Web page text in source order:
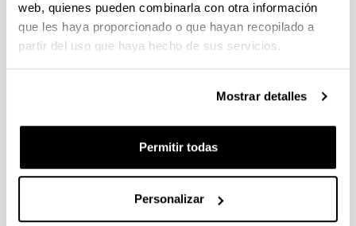
web, quienes pueden combinarla con otra información
que les haya proporcionado o que hayan recopilado a
partir del uso que haya hecho de sus servicios.
Mostrar detalles
Permitir todas
Personalizar
Entidades colaboradoras con
convenio
Otras entidades colaboradoras
BASF
Bonduelle España, S.A.